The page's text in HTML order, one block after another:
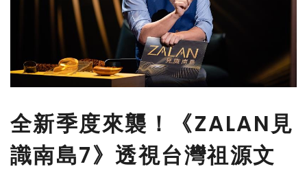
全新季度來襲！《ZALAN見
識南島7》透視台灣祖源文